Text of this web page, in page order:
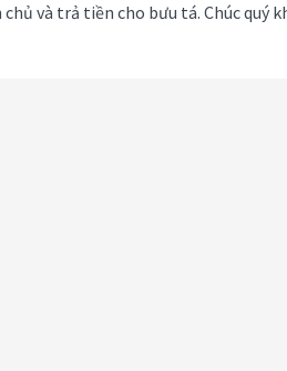
và trả tiền cho bưu tá. Chúc quý